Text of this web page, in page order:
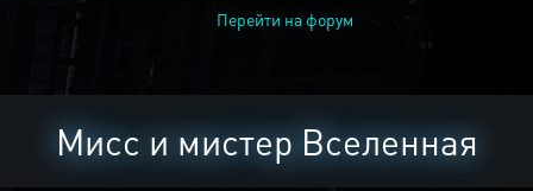
Перейти на форум
Мисс и мистер Вселенная